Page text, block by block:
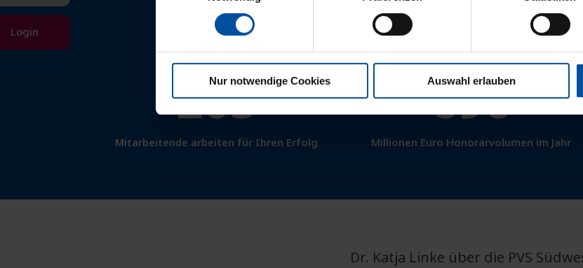
Nur notwendige Cookies Auswahl erlauben
Login
205
Mitarbeitende arbeiten für Ihren Erfolg
696
Millionen Euro Honorarvolumen im Jahr
Dr. Katja Linke über die PVS